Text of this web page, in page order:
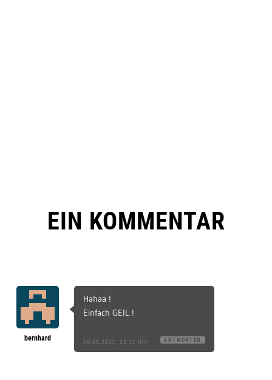
EIN KOMMENTAR
bernhard
Hahaa !
Einfach GEIL !
20.05.2011, 23:11 Uhr ANTWORTEN